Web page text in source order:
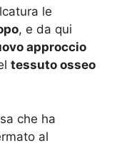
le
, e da qui
approccio
tessuto osseo
che ha
al